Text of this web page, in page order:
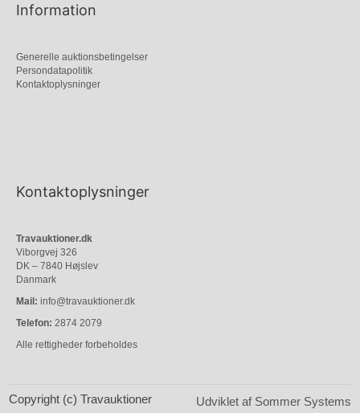
Information
Generelle auktionsbetingelser
Persondatapolitik
Kontaktoplysninger
Kontaktoplysninger
Travauktioner.dk
Viborgvej 326
DK – 7840 Højslev
Danmark
Mail: info@travauktioner.dk
Telefon: 2874 2079
Alle rettigheder forbeholdes
Copyright (c) Travauktioner Udviklet af Sommer Systems